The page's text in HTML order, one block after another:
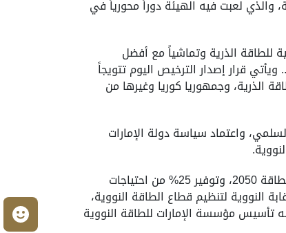
برنامج الإمارات للطاقة النووية، والذي لعبت فيه الهيئة دوراً محورياً في
للطاقة الذرية وتماشياً مع أفضل
قرار إصدار الترخيص اليوم تتويجاً
الذرية، وجمهوريا كوريا وغيرها من
قواعد البرنامج النووي الإماراتي السلمي، واعتماد سياسة دولة الإمارات
وأضاف : اتخذت الحكومة قراراً حكيماً ببناء وتشغيل محطة للطاقة النووية بهدف تنويع مصادر الطاقة ودعم استراتيجية الطاقة 2050، وتوفير 25% من احتياجات
.. وفي عام 2009، تأسست الهيئة الاتحادية للرقابة النووية لتنظيم قطاع الطاقة النووية،
تأسيس مؤسسة الإمارات للطاقة النووية